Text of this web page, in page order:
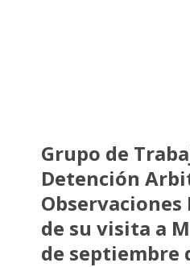
Grupo de
Detención
de su visita a
de septiembre